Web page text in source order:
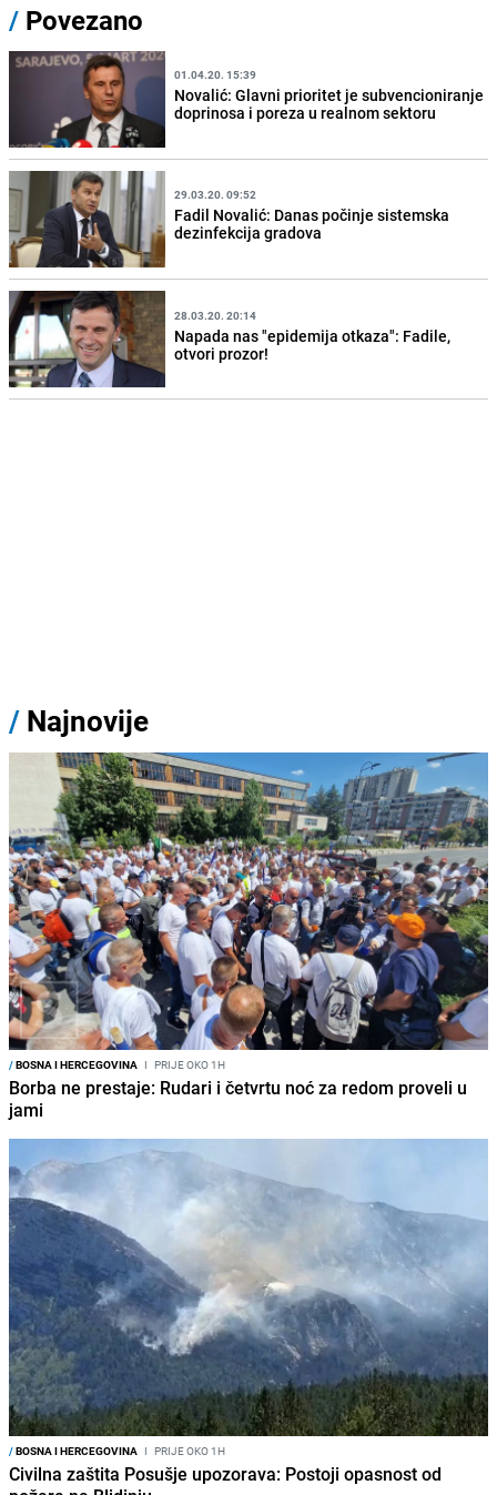
/ Povezano
01.04.20. 15:39
Novalić: Glavni prioritet je subvencioniranje
doprinosa i poreza u realnom sektoru
29.03.20. 09:52
Fadil Novalić: Danas počinje sistemska
dezinfekcija gradova
28.03.20. 20:14
Napada nas "epidemija otkaza": Fadile,
otvori prozor!
/ Najnovije
/BOSNA I HERCEGOVINA I PRIJE OKO 1H
Borba ne prestaje: Rudari i četvrtu noć za redom proveli u
jami
/BOSNA I HERCEGOVINA I PRIJE OKO 1H
Civilna zaštita Posušje upozorava: Postoji opasnost od